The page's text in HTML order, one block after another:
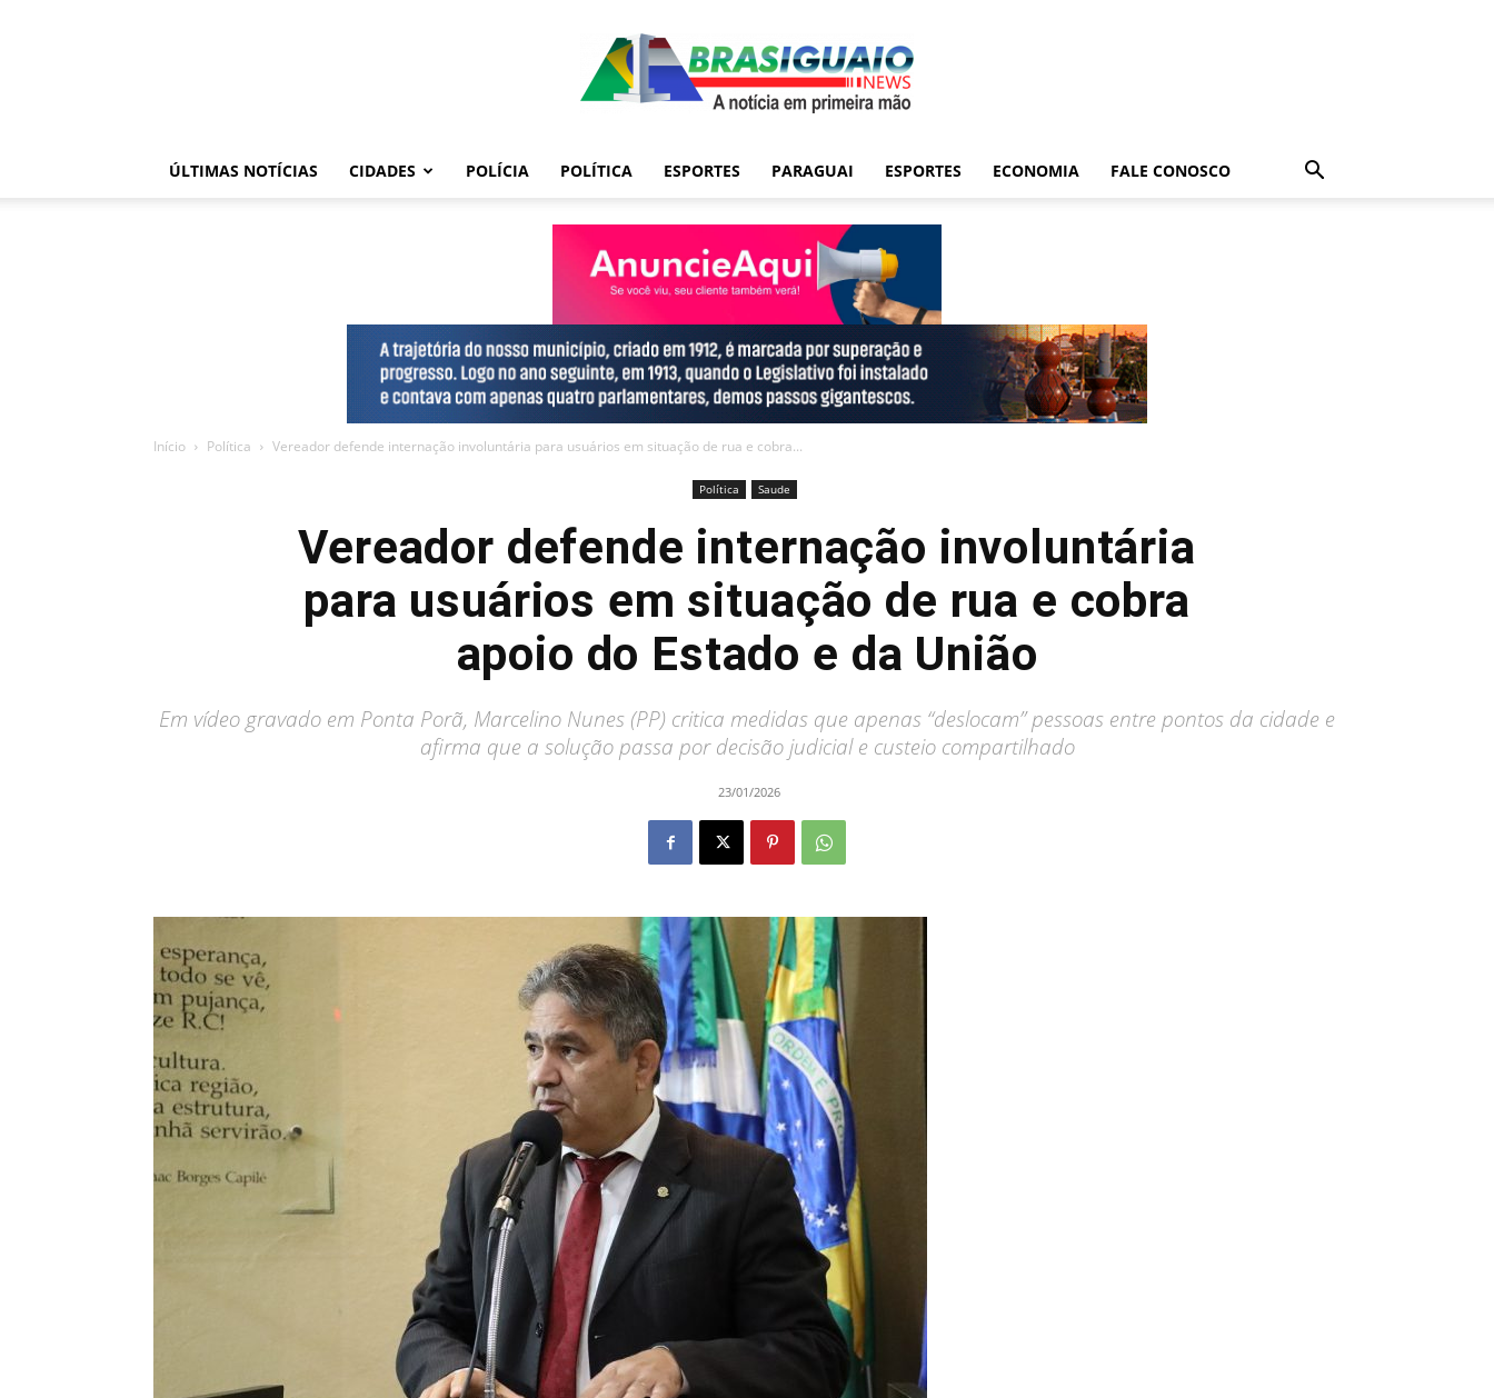
ÚLTIMAS NOTÍCIAS CIDADES POLÍCIA POLÍTICA ESPORTES PARAGUAI ESPORTES ECONOMIA FALE CONOSCO
Início Política Vereador defende internação involuntária para usuários em situação de rua e cobra...
Política Saude
Vereador defende internação involuntária
para usuários em situação de rua e cobra
apoio do Estado e da União
Em vídeo gravado em Ponta Porã, Marcelino Nunes (PP) critica medidas que apenas “deslocam” pessoas entre pontos da cidade e
afirma que a solução passa por decisão judicial e custeio compartilhado
23/01/2026